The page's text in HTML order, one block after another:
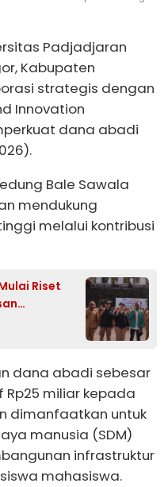
Padjadjaran
Kabupaten
strategis dengan
Innovation
dana abadi
Bale Sawala
mendukung
melalui kontribusi
Riset
Fakfak
dana abadi sebesar
miliar kepada
dimanfaatkan untuk
manusia (SDM)
infrastruktur
mahasiswa.